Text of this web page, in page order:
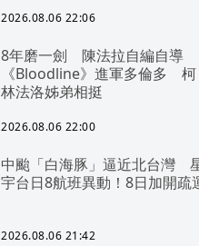
2026.08.06 22:06
8年磨一劍 陳法拉自編自導
《Bloodline》進軍多倫多 柯
林法洛姊弟相挺
2026.08.06 22:00
中颱「白海豚」逼近北台灣
宇台日8航班異動！8日加開疏
2026.08.06 21:42